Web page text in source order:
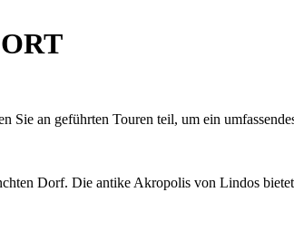
an geführten Touren teil, um ein
Dorf. Die antike Akropolis von Lindos